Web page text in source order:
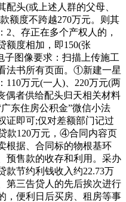
头(或上述人群的父母、
额度不跨越270万元。则其
、存正在多个产权人的，
额度相加，即150(张
子图像要求：扫描上传施工
法书所有页面。①新建一星
110万元(一人)、220万元(两
偶者供给配头归天相关材料
东住房公积金”微信小法
证即可;仅对差额部门记过
款120万元，④合同内容页
根据、合同标的物根基环
预售款的收存和利用。采办
款节约利钱收入约22.73万
第三告贷人的先后挨次进行
，便利日后买房、租房等事